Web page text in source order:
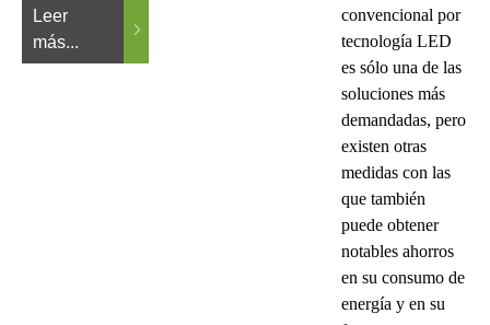
Leer
más...
convencional por
tecnología LED
es sólo una de las
soluciones más
demandadas, pero
existen otras
medidas con las
que también
puede obtener
notables ahorros
en su consumo de
energía y en su